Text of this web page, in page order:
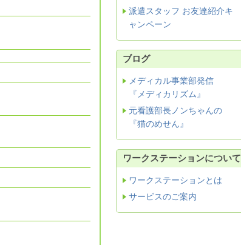
派遣スタッフ お友達紹介キ
ャンペーン
ブログ
メディカル事業部発信
『メディカリズム』
元看護部長ノンちゃんの
『猫のめせん』
ワークステーションについて
ワークステーションとは
サービスのご案内